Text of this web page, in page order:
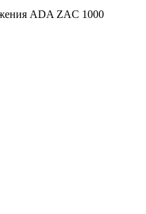
ADA ZAC 1000